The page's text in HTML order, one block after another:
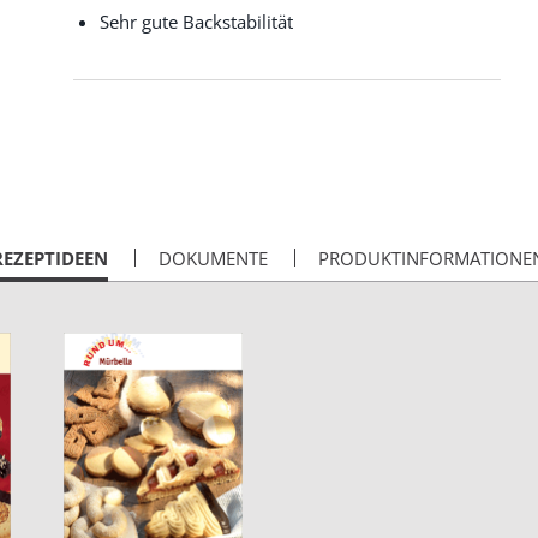
Sehr gute Backstabilität
DOKUMENTE